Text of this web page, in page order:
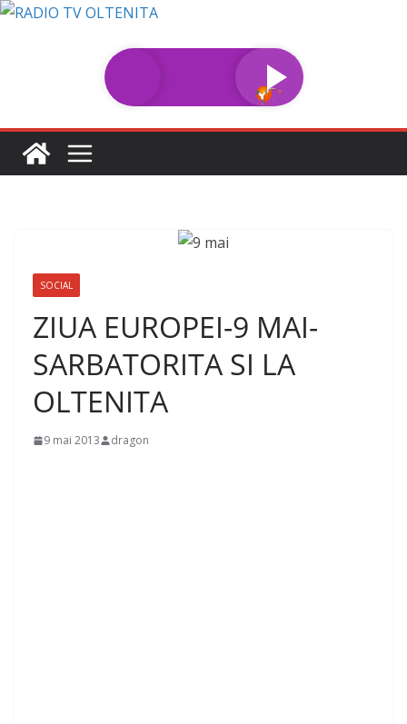
Sari
SOCIAL
ZIUA EUROPEI-9 MAI-
SARBATORITA SI LA
OLTENITA
9 mai 2013 dragon